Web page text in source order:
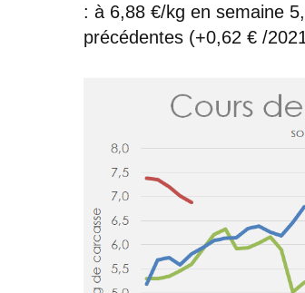
: à 6,88 €/kg en semaine
précédentes (+0,62 € /